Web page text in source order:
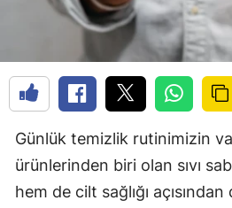
Günlük temizlik rutinimizin
ürünlerinden biri olan sıvı
hem de cilt sağlığı